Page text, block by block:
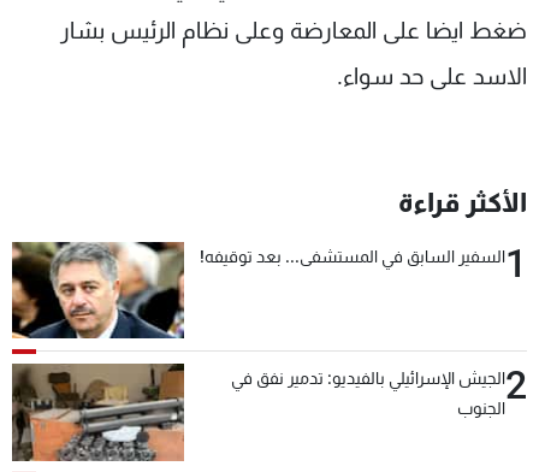
ضغط ايضا على المعارضة وعلى نظام الرئيس بشار
الاسد على حد سواء.
الأكثر قراءة
1السفير السابق في المستشفى... بعد توقيفه!
2الجيش الإسرائيلي بالفيديو: تدمير نفق في
الجنوب